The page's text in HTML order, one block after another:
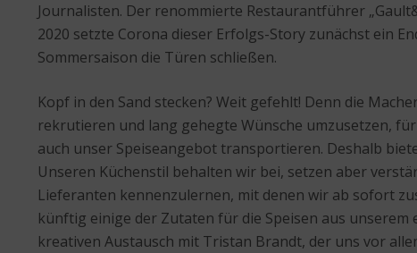
Journalisten. Der renommierte Restaurantführer
2020 setzte Corona dieser Erfolgs-Story zunächst ein
Sommersaison die Türen schließen.
Kopf in den Sand stecken? Weit gefehlt! Denn die
rekrutieren und lang gehegte Wünsche umzusetzen,
auch unser Speiseangebot transportieren. Deshalb
Unseren Küchenstil behalten wir bei, setzen aber
Lieferanten kennenzulernen, mit denen wir ab sofort
künftig einige der Zutaten für die Speisen aus
kreativen Austausch mit Tristan Brandt, der uns vor